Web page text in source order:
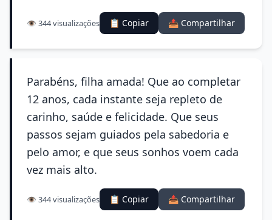
👁️ 344 visualizações 📋 Copiar 📤 Compartilhar
Parabéns, filha amada! Que ao completar
12 anos, cada instante seja repleto de
carinho, saúde e felicidade. Que seus
passos sejam guiados pela sabedoria e
pelo amor, e que seus sonhos voem cada
vez mais alto.
👁️ 344 visualizações 📋 Copiar 📤 Compartilhar